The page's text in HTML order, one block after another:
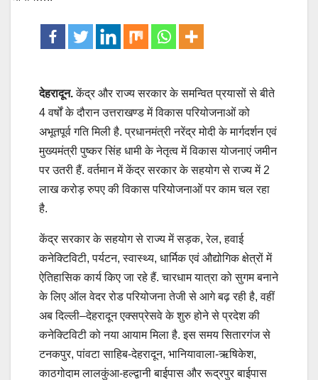
देहरादून.केंद्र और राज्य सरकार के समन्वित प्रयासों से बीते
4 वर्षों के दौरान उत्तराखण्ड में विकास परियोजनाओं को
अभूतपूर्व गति मिली है. प्रधानमंत्री नरेंद्र मोदी के मार्गदर्शन एवं
मुख्यमंत्री पुष्कर सिंह धामी के नेतृत्व में विकास योजनाएं जमीन
पर उतरी हैं. वर्तमान में केंद्र सरकार के सहयोग से राज्य में 2
लाख करोड़ रुपए की विकास परियोजनाओं पर काम चल रहा
है.
केंद्र सरकार के सहयोग से राज्य में सड़क, रेल, हवाई
कनेक्टिविटी, पर्यटन, स्वास्थ्य, धार्मिक एवं औद्योगिक क्षेत्रों में
ऐतिहासिक कार्य किए जा रहे हैं. चारधाम यात्रा को सुगम बनाने
के लिए ऑल वेदर रोड परियोजना तेजी से आगे बढ़ रही है, वहीं
अब दिल्ली–देहरादून एक्सप्रेसवे के शुरु होने से प्रदेश की
कनेक्टिविटी को नया आयाम मिला है. इस समय सितारगंज से
टनकपुर, पांवटा साहिब-देहरादून, भानियावाला-ऋषिकेश,
काठगोदाम लालकुंआ-हल्द्वानी बाईपास और रूद्रपुर बाईपास